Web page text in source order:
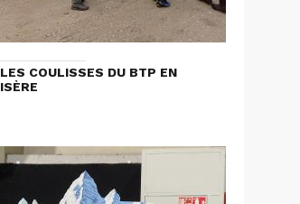
LES COULISSES DU BTP EN
ISÈRE